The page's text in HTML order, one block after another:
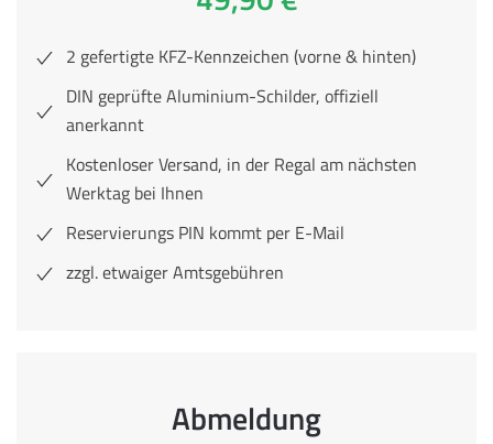
2 gefertigte KFZ-Kennzeichen (vorne & hinten)
DIN geprüfte Aluminium-Schilder, offiziell
anerkannt
Kostenloser Versand, in der Regal am nächsten
Werktag bei Ihnen
Reservierungs PIN kommt per E-Mail
zzgl. etwaiger Amtsgebühren
Abmeldung